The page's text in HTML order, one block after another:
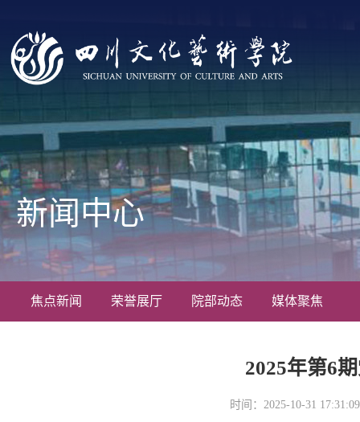
焦点新闻 荣誉展厅 院部动态 媒体聚焦
新闻中心
2025年第6
时间：2025-10-31